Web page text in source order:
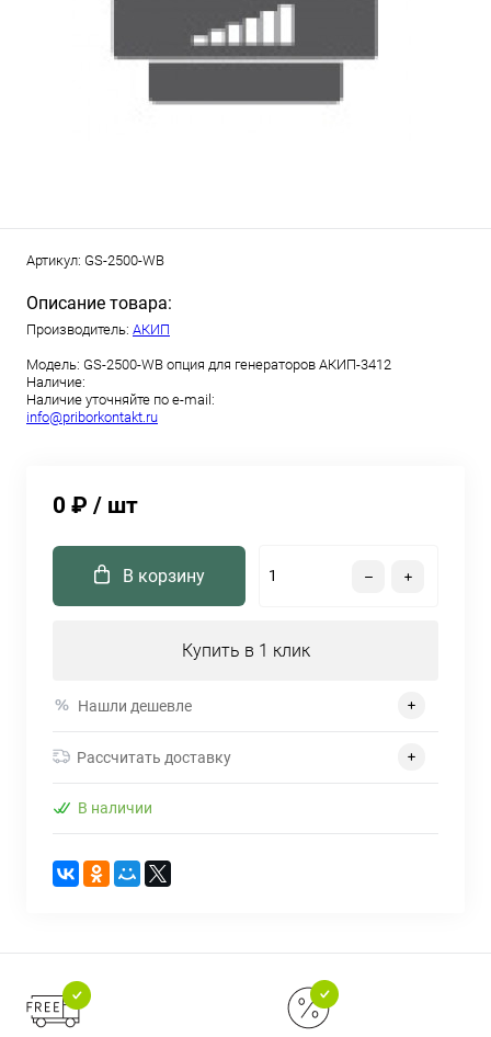
Артикул: GS-2500-WB
Описание товара:
Производитель: АКИП
Модель: GS-2500-WB опция для генераторов АКИП-3412
Наличие:
Наличие уточняйте по e-mail:
info@priborkontakt.ru
0 ₽ / шт
В корзину
Купить в 1 клик
Нашли дешевле
Рассчитать доставку
В наличии